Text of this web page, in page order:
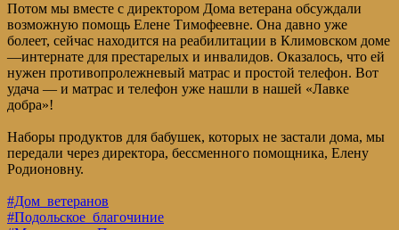
Потом мы вместе с директором Дома ветерана обсуждали
возможную помощь Елене Тимофеевне. Она давно уже
болеет, сейчас находится на реабилитации в Климовском доме
—интернате для престарелых и инвалидов. Оказалось, что ей
нужен противопролежневый матрас и простой телефон. Вот
удача — и матрас и телефон уже нашли в нашей «Лавке
добра»!
Наборы продуктов для бабушек, которых не застали дома, мы
передали через директора, бессменного помощника, Елену
Родионовну.
#Дом_ветеранов
#Подольское_благочиние